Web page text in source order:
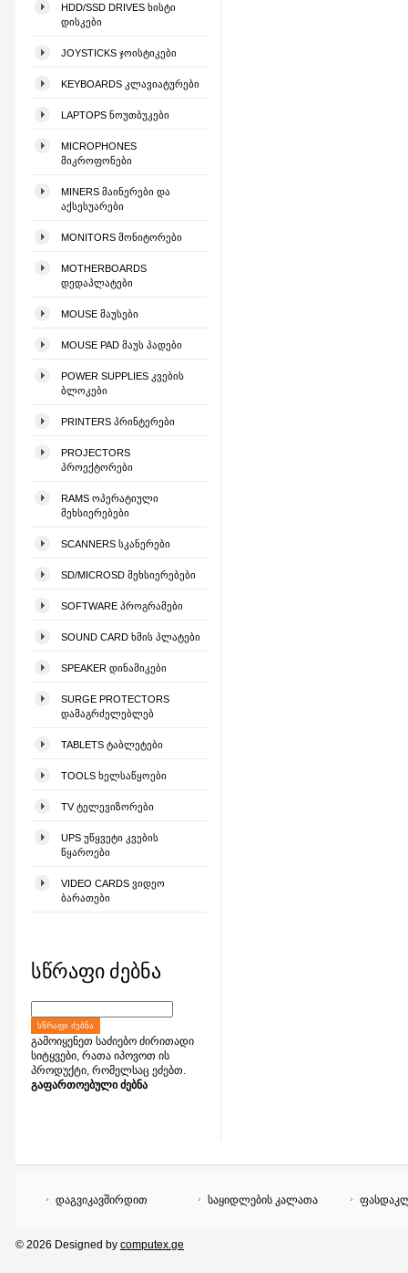
HDD/SSD DRIVES ᲮᲘᲡᲢᲘ
ᲓᲘᲡᲙᲔᲑᲘ
JOYSTICKS ᲯᲝᲘᲡᲢᲘᲙᲔᲑᲘ
KEYBOARDS ᲙᲚᲐᲕᲘᲐᲢᲣᲠᲔᲑᲘ
LAPTOPS ᲜᲝᲣᲗᲑᲣᲙᲔᲑᲘ
MICROPHONES
ᲛᲘᲙᲠᲝᲤᲝᲜᲔᲑᲘ
MINERS ᲛᲐᲘᲜᲔᲠᲔᲑᲘ ᲓᲐ
ᲐᲥᲡᲔᲡᲣᲐᲠᲔᲑᲘ
MONITORS ᲛᲝᲜᲘᲢᲝᲠᲔᲑᲘ
MOTHERBOARDS
ᲓᲔᲓᲐᲞᲚᲐᲢᲔᲑᲘ
MOUSE ᲛᲐᲣᲡᲔᲑᲘ
MOUSE PAD ᲛᲐᲣᲡ ᲞᲐᲓᲔᲑᲘ
POWER SUPPLIES ᲙᲕᲔᲑᲘᲡ
ᲑᲚᲝᲙᲔᲑᲘ
PRINTERS ᲞᲠᲘᲜᲢᲔᲠᲔᲑᲘ
PROJECTORS
ᲞᲠᲝᲔᲥᲢᲝᲠᲔᲑᲘ
RAMS ᲝᲞᲔᲠᲐᲢᲘᲣᲚᲘ
ᲛᲔᲮᲡᲘᲔᲠᲔᲑᲔᲑᲘ
SCANNERS ᲡᲙᲐᲜᲔᲠᲔᲑᲘ
SD/MICROSD ᲛᲔᲮᲡᲘᲔᲠᲔᲑᲔᲑᲘ
SOFTWARE ᲞᲠᲝᲒᲠᲐᲛᲔᲑᲘ
SOUND CARD ᲮᲛᲘᲡ ᲞᲚᲐᲢᲔᲑᲘ
SPEAKER ᲓᲘᲜᲐᲛᲘᲙᲔᲑᲘ
SURGE PROTECTORS
ᲓᲐᲛᲐᲒᲠᲫᲔᲚᲔᲑᲚᲔᲑ
TABLETS ᲢᲐᲑᲚᲔᲢᲔᲑᲘ
TOOLS ᲮᲔᲚᲡᲐᲬᲧᲝᲔᲑᲘ
TV ᲢᲔᲚᲔᲕᲘᲖᲝᲠᲔᲑᲘ
UPS ᲣᲬᲧᲕᲔᲢᲘ ᲙᲕᲔᲑᲘᲡ
ᲬᲧᲐᲠᲝᲔᲑᲘ
VIDEO CARDS ᲕᲘᲓᲔᲝ
ᲑᲐᲠᲐᲗᲔᲑᲘ
სწრაფი ძებნა
ᲡᲬᲠᲐᲤᲘ ᲫᲔᲑᲜᲐ
გამოიყენეთ საძიებო ძირითადი
სიტყვები, რათა იპოვოთ ის
პროდუქტი, რომელსაც ეძებთ.
გაფართოებული ძებნა
დაგვიკავშირდით საყიდლების კალათა
© 2026 Designed by computex.ge